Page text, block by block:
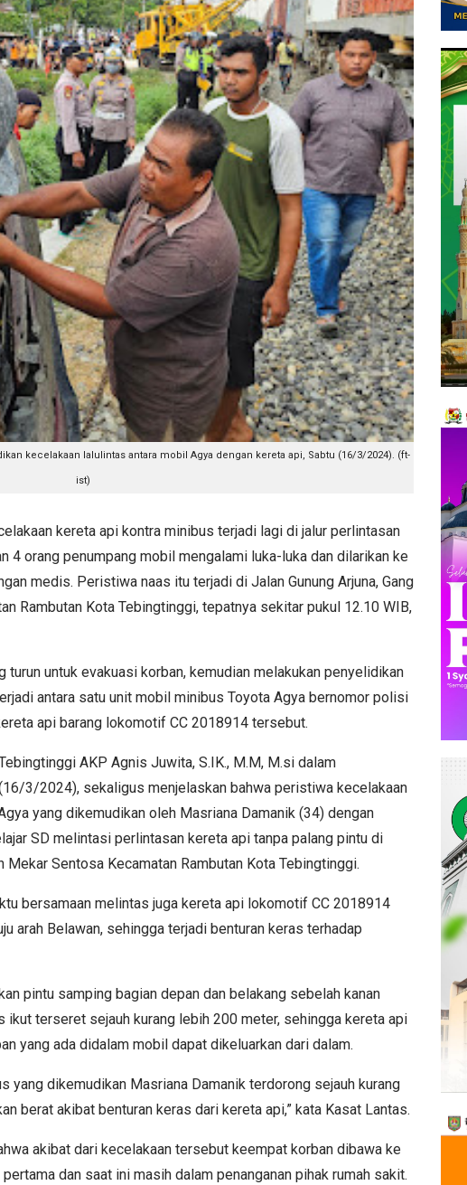
kecelakaan lalulintas antara mobil Agya dengan kereta api, Sabtu (16/3/2024). (ft-
ist)
kereta api kontra minibus terjadi lagi di jalur perlintasan
4 orang penumpang mobil mengalami luka-luka dan dilarikan ke
medis. Peristiwa naas itu terjadi di Jalan Gunung Arjuna, Gang
Rambutan Kota Tebingtinggi, tepatnya sekitar pukul 12.10 WIB,
untuk evakuasi korban, kemudian melakukan penyelidikan
antara satu unit mobil minibus Toyota Agya bernomor polisi
api barang lokomotif CC 2018914 tersebut.
AKP Agnis Juwita, S.IK., M.M, M.si dalam
3/2024), sekaligus menjelaskan bahwa peristiwa kecelakaan
yang dikemudikan oleh Masriana Damanik (34) dengan
SD melintasi perlintasan kereta api tanpa palang pintu di
Mekar Sentosa Kecamatan Rambutan Kota Tebingtinggi.
bersamaan melintas juga kereta api lokomotif CC 2018914
arah Belawan, sehingga terjadi benturan keras terhadap
pintu samping bagian depan dan belakang sebelah kanan
terseret sejauh kurang lebih 200 meter, sehingga kereta api
yang ada didalam mobil dapat dikeluarkan dari dalam.
yang dikemudikan Masriana Damanik terdorong sejauh kurang
berat akibat benturan keras dari kereta api,” kata Kasat Lantas.
akibat dari kecelakaan tersebut keempat korban dibawa ke
dan saat ini masih dalam penanganan pihak rumah sakit.